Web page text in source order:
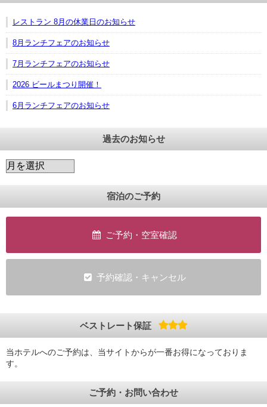
レストラン 8月の休業日のお知らせ
8月ランチフェアのお知らせ
7月ランチフェアのお知らせ
2026 ビールまつり開催！
6月ランチフェアのお知らせ
過去のお知らせ
宿泊のご予約
ご予約・空室確認
予約確認・キャンセル
ベストレート保証
当ホテルへのご予約は、当サイトからが一番お得になっておりま
す。
ご予約・お問い合わせ